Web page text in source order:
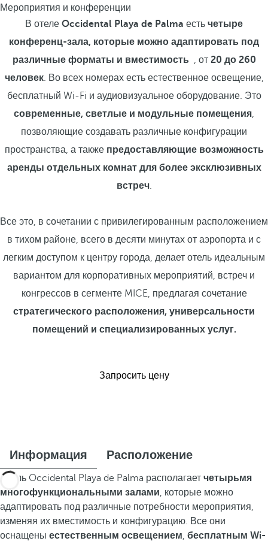
Мероприятия и конференции
В отеле Occidental Playa de Palma есть четыре
конференц-зала, которые можно адаптировать под
различные форматы и вместимость , от 20 до 260
человек. Во всех номерах есть естественное освещение,
бесплатный Wi-Fi и аудиовизуальное оборудование. Это
современные, светлые и модульные помещения,
позволяющие создавать различные конфигурации
пространства, а также предоставляющие возможность
аренды отдельных комнат для более эксклюзивных
встреч.
Все это, в сочетании с привилегированным расположением
в тихом районе, всего в десяти минутах от аэропорта и с
легким доступом к центру города, делает отель идеальным
вариантом для корпоративных мероприятий, встреч и
конгрессов в сегменте MICE, предлагая сочетание
стратегического расположения, универсальности
помещений и специализированных услуг.
Запросить цену
Информация Расположение
Отель Occidental Playa de Palma располагает четырьмя
многофункциональными залами, которые можно
адаптировать под различные потребности мероприятия,
изменяя их вместимость и конфигурацию. Все они
оснащены естественным освещением, бесплатным Wi-